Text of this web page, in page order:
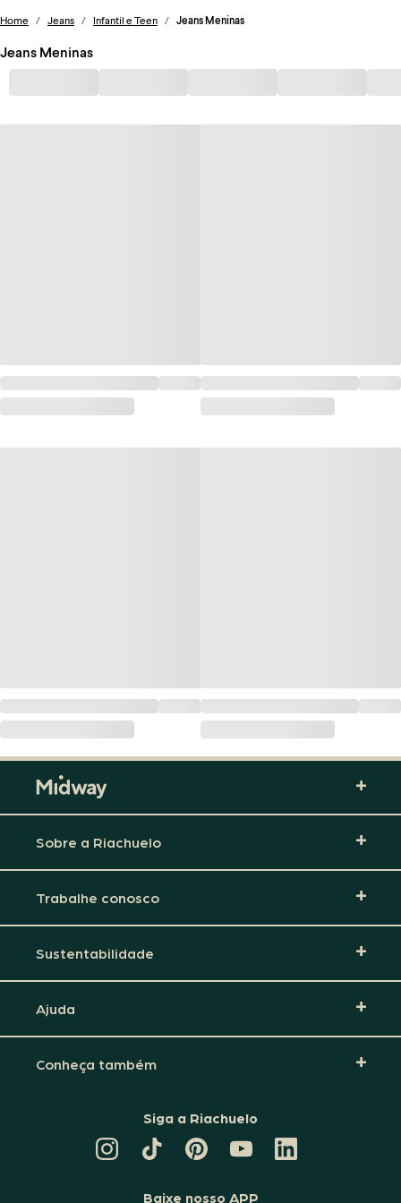
Home / Jeans / Infantil e Teen / Jeans Meninas
Jeans Meninas
Sobre a Riachuelo
Trabalhe conosco
Sustentabilidade
Ajuda
Conheça também
Siga a Riachuelo
TIKTOK
DA
PINTEREST
DA
CANAL
DA
RIACHUELO
LINKEDIN
DA
Baixe nosso APP